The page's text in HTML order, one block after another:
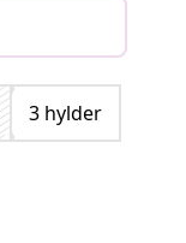
3 hylder